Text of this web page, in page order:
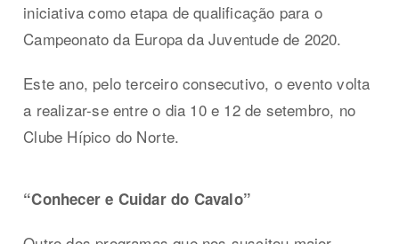
iniciativa como etapa de qualificação para o
Campeonato da Europa da Juventude de 2020.
Este ano, pelo terceiro consecutivo, o evento volta
a realizar-se entre o dia 10 e 12 de setembro, no
Clube Hípico do Norte.
“Conhecer e Cuidar do Cavalo”